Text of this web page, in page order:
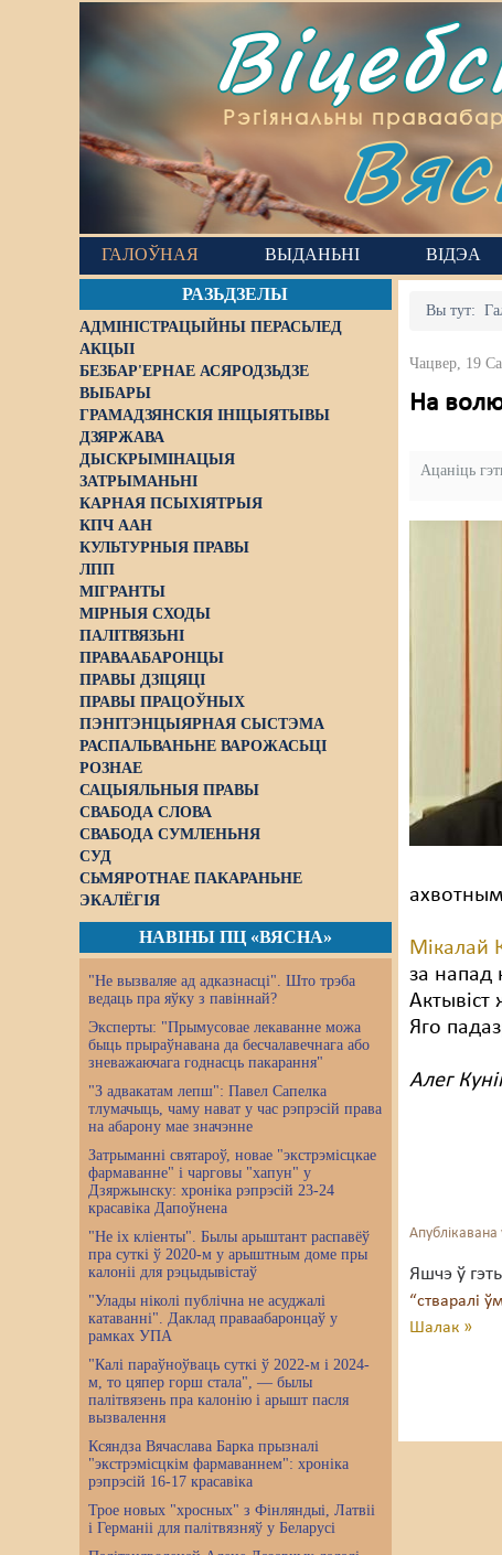
Рэгіянальны
ГАЛОЎНАЯ ВЫДАНЬНІ ВІДЭА
РАЗЬДЗЕЛЫ
АДМІНІСТРАЦЫЙНЫ ПЕРАСЬЛЕД
АКЦЫІ
БЕЗБАР'ЕРНАЕ АСЯРОДЗЬДЗЕ
ВЫБАРЫ
ГРАМАДЗЯНСКІЯ ІНІЦЫЯТЫВЫ
ДЗЯРЖАВА
ДЫСКРЫМІНАЦЫЯ
ЗАТРЫМАНЬНІ
КАРНАЯ ПСЫХІЯТРЫЯ
КПЧ ААН
КУЛЬТУРНЫЯ ПРАВЫ
ЛПП
МІГРАНТЫ
МІРНЫЯ СХОДЫ
ПАЛІТВЯЗЬНІ
ПРАВААБАРОНЦЫ
ПРАВЫ ДЗІЦЯЦІ
ПРАВЫ ПРАЦОЎНЫХ
ПЭНІТЭНЦЫЯРНАЯ СЫСТЭМА
РАСПАЛЬВАНЬНЕ ВАРОЖАСЬЦІ
РОЗНАЕ
САЦЫЯЛЬНЫЯ ПРАВЫ
СВАБОДА СЛОВА
СВАБОДА СУМЛЕНЬНЯ
СУД
СЬМЯРОТНАЕ ПАКАРАНЬНЕ
ЭКАЛЁГІЯ
НАВІНЫ ПЦ «ВЯСНА»
"Не вызваляе ад адказнасці". Што трэба
ведаць пра яўку з павіннай?
Эксперты: "Прымусовае лекаванне можа
быць прыраўнавана да бесчалавечнага або
зневажаючага годнасць пакарання"
"З адвакатам лепш": Павел Сапелка
тлумачыць, чаму нават у час рэпрэсій права
на абарону мае значэнне
Затрыманні святароў, новае "экстрэмісцкае
фармаванне" і чарговы "хапун" у
Дзяржынску: хроніка рэпрэсій 23-24
красавіка Дапоўнена
"Не іх кліенты". Былы арыштант распавёў
пра суткі ў 2020-м у арыштным доме пры
калоніі для рэцыдывістаў
"Улады ніколі публічна не асуджалі
катаванні". Даклад праваабаронцаў у
рамках УПА
"Калі параўноўваць суткі ў 2022-м і 2024-
м, то цяпер горш стала", — былы
палітвязень пра калонію і арышт пасля
вызвалення
Ксяндза Вячаслава Барка прызналі
"экстрэмісцкім фармаваннем": хроніка
рэпрэсій 16-17 красавіка
Трое новых "хросных" з Фінляндыі, Латвіі
і Германіі для палітвязняў у Беларусі
Вы тут:
Чацвер, 19
На
Ацаніць
Мікалай
за напад
Актывіст
Яго
Алег
Апублікавана
Яшчэ ў
“стваралі
Шалак »